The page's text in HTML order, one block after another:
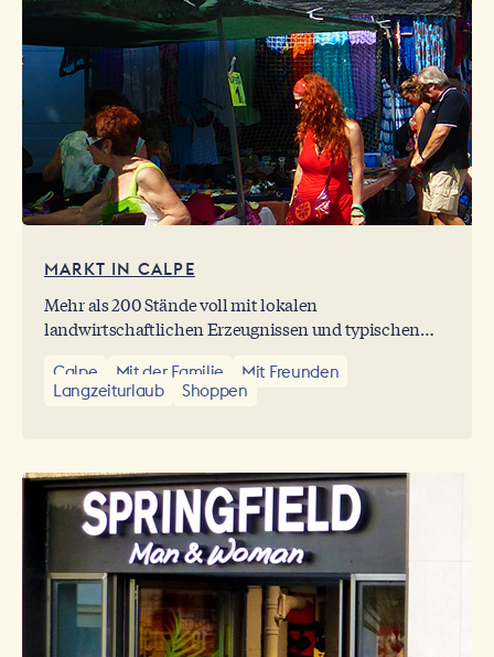
MARKT IN CALPE
Mehr als 200 Stände voll mit lokalen
landwirtschaftlichen Erzeugnissen und typischen
die Bewohner und Touristen der Costa Blanca.
Calpe Mit der Familie
Mit Freunden
Langzeiturlaub
Shoppen